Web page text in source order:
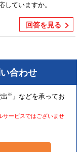
していますか。
回答を見る
合わせ
※ 」などを承ってお
サービスではございませ